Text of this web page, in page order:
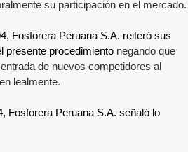
su participación en el mercado.
Fosforera Peruana S.A. reiteró sus
presente procedimiento negando que
de nuevos competidores al
lealmente.
Fosforera Peruana S.A. señaló lo